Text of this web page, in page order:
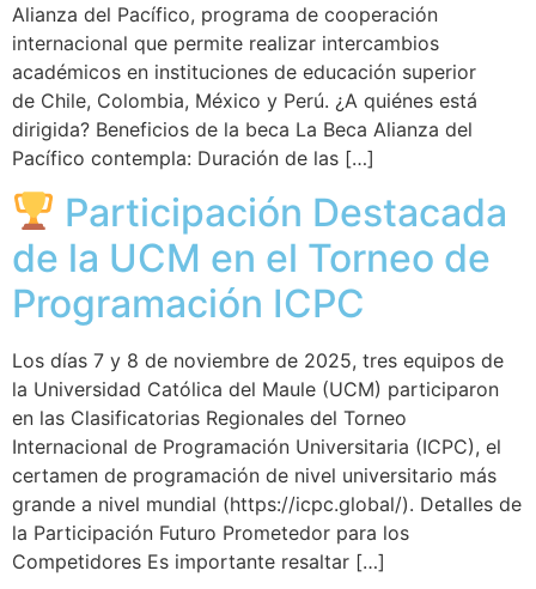
Alianza del Pacífico, programa de cooperación
internacional que permite realizar intercambios
académicos en instituciones de educación superior
de Chile, Colombia, México y Perú. ¿A quiénes está
dirigida? Beneficios de la beca La Beca Alianza del
Pacífico contempla: Duración de las […]
Participación Destacada
de la UCM en el Torneo de
Programación ICPC
Los días 7 y 8 de noviembre de 2025, tres equipos de
la Universidad Católica del Maule (UCM) participaron
en las Clasificatorias Regionales del Torneo
Internacional de Programación Universitaria (ICPC), el
certamen de programación de nivel universitario más
grande a nivel mundial (https://icpc.global/). Detalles de
la Participación Futuro Prometedor para los
Competidores Es importante resaltar […]